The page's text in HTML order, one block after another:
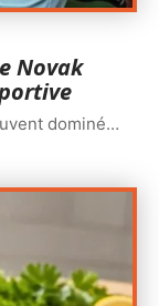
Novak
dominé…